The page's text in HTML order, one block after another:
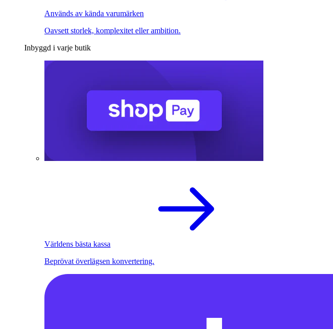
Används av kända varumärken
Oavsett storlek, komplexitet eller ambition.
Inbyggd i varje butik
Världens bästa kassa
Beprövat överlägsen konvertering.